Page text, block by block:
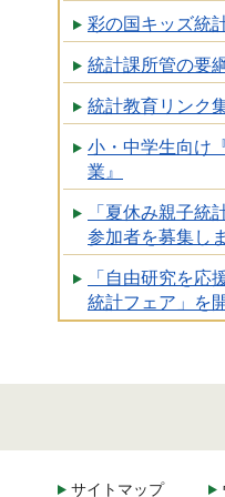
彩の国キッズ統
統計課所管の要
統計教育リンク
小・中学生向け
業』
「夏休み親子統
参加者を募集し
「自由研究を応
統計フェア」を
サイトマップ